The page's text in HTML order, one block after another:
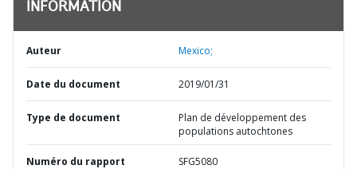
INFORMATION
Auteur Mexico;
Date du document 2019/01/31
Type de document
Plan de développement des
populations autochtones
Numéro du rapport SFG5080